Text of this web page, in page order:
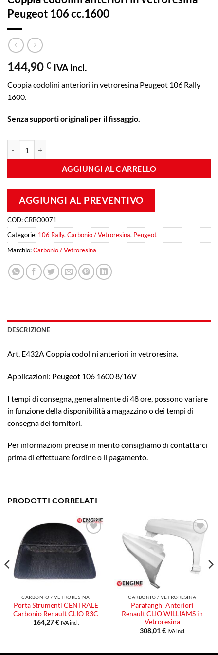
Peugeot 106 cc.1600
144,90 € IVA incl.
Coppia codolini anteriori in vetroresina Peugeot 106 Rally
1600.
Senza supporti originali per il fissaggio.
AGGIUNGI AL CARRELLO
AGGIUNGI AL PREVENTIVO
COD:CRBO0071
Categorie: 106 Rally, Carbonio / Vetroresina, Peugeot
Marchio:Carbonio / Vetroresina
DESCRIZIONE
Art. E432A Coppia codolini anteriori in vetroresina.
Applicazioni: Peugeot 106 1600 8/16V
I tempi di consegna, generalmente di 48 ore, possono variare
in funzione della disponibilità a magazzino o dei tempi di
consegna dei fornitori.
Per informazioni precise in merito consigliamo di contattarci
prima di effettuare l’ordine o il pagamento.
PRODOTTI CORRELATI
Aggiungi
alla lista
dei
desideri
CARBONIO / VETRORESINA
Porta Strumenti CENTRALE
Carbonio Renault CLIO R3C
164,27€ IVA incl.
Aggiungi
alla lista
dei
desideri
CARBONIO / VETRORESINA
Parafanghi Anteriori
Renault CLIO WILLIAMS in
Vetroresina
308,01€ IVA incl.